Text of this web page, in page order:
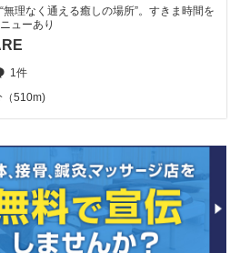
理なく通える癒しの場所”。すきま時間を
ューあり
1件
（510m)